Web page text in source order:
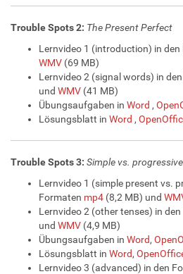
Trouble Spots 2: The Present Perfect
Lernvideo 1 (introduction) in den
WMV (69 MB)
Lernvideo 2 (signal words) in
und WMV (41 MB)
Übungsaufgaben in Word ,
Lösungsblatt in Word ,
Trouble Spots 3: Simple vs.
Lernvideo 1 (simple present vs.
Formaten mp4 (8,2 MB) und
Lernvideo 2 (other tenses) in
und WMV (4,9 MB)
Übungsaufgaben in Word,
Lösungsblatt in Word,
Lernvideo 3 (advanced) in den